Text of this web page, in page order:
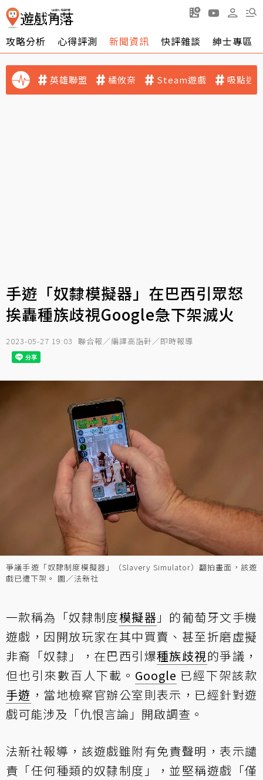
攻略分析 心得評測 新聞資訊 快評雜談 紳士專區
英雄聯盟 橘攸奈 Steam遊戲 吸點迷
手遊「奴隸模擬器」在巴西引眾怒
挨轟種族歧視Google急下架滅火
2023-05-27 19:03 聯合報／編譯高詣軒／即時報導
爭議手遊「奴隸制度模擬器」（Slavery Simulator）翻拍畫面，該遊
戲已遭下架。 圖／法新社
一款稱為「奴隸制度模擬器 」的葡萄牙文手機
遊戲，因開放玩家在其中買賣、甚至折磨虛擬
非裔「奴隸」，在巴西引爆種族歧視的爭議，
但也引來數百人下載。 Google 已經下架該款
手遊 ，當地檢察官辦公室則表示，已經針對遊
戲可能涉及「仇恨言論」開啟調查。
法新社報導，該遊戲雖附有免責聲明，表示譴
責「任何種類的奴隸制度」，並堅稱遊戲「僅